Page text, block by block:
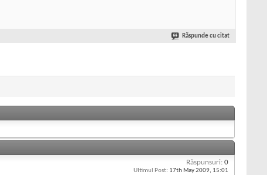
Răspunde cu citat
Răspunsuri: 0
Ultimul Post: 17th May 2009, 15:01